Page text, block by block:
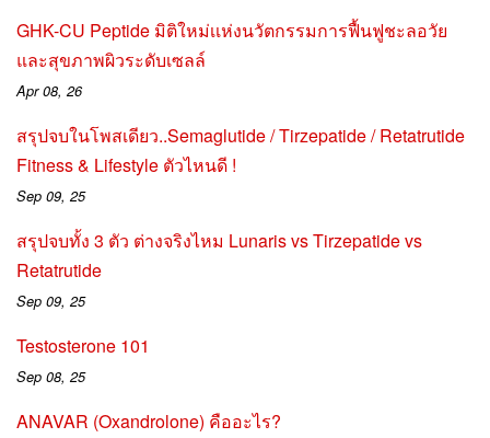
GHK-CU Peptide มิติใหม่เเห่งนวัตกรรมการฟื้นฟูชะลอวัย
และสุขภาพผิวระดับเซลล์
Apr 08, 26
สรุปจบในโพสเดียว..Semaglutide / Tirzepatide / Retatrutide
Fitness & Lifestyle ตัวไหนดี !
Sep 09, 25
สรุปจบทั้ง 3 ตัว ต่างจริงไหม Lunaris vs Tirzepatide vs
Retatrutide
Sep 09, 25
Testosterone 101
Sep 08, 25
ANAVAR (Oxandrolone) คืออะไร?